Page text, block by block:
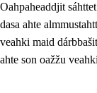
Oahpaheaddjit
dasa ahte
veahki maid
ahte son oažžu